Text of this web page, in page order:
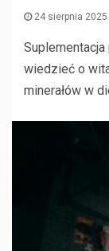
24 sierpnia 2025
wiedzieć o
minerałów w